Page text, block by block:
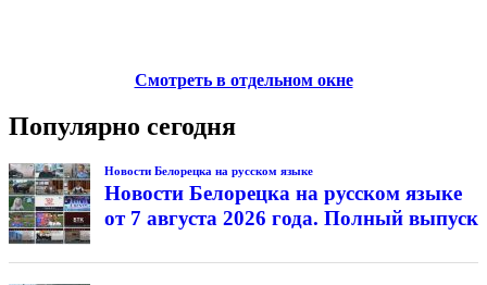
Смотреть в отдельном окне
Популярно сегодня
Новости Белорецка на русском языке
Новости Белорецка на русском языке
от 7 августа 2026 года. Полный выпуск